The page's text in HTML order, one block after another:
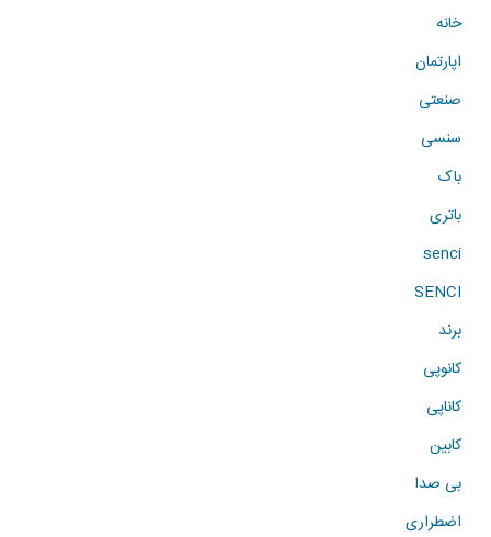
خانه
اپارتمان
صنعتی
سنسی
باک
باتری
senci
SENCI
برند
کانوپی
کاناپی
کابین
بی صدا
اضطراری